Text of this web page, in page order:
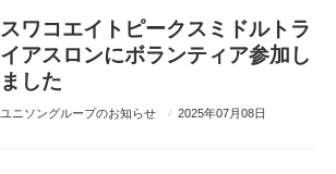
スワコエイトピークスミドルトラ
イアスロンにボランティア参加し
ました
ユニソングループのお知らせ 2025年07月08日